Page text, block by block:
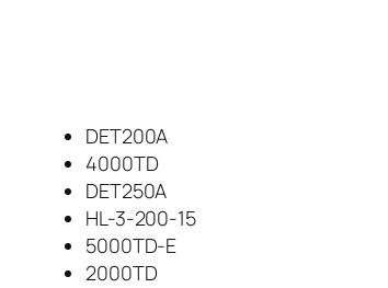
DET200A
4000TD
DET250A
HL-3-200-15
5000TD-E
2000TD